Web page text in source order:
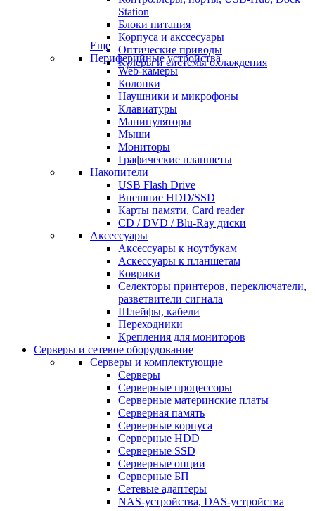
Station
Блоки питания
Корпуса и акссесуары
Оптические приводы
Кулеры и системы охлаждения
Еще
Периферийные устройства
Web-камеры
Колонки
Наушники и микрофоны
Клавиатуры
Манипуляторы
Мыши
Мониторы
Графические планшеты
Накопители
USB Flash Drive
Внешние HDD/SSD
Карты памяти, Card reader
CD / DVD / Blu-Ray диски
Аксессуары
Аксессуары к ноутбукам
Аскессуары к планшетам
Коврики
Селекторы принтеров, переключатели,
разветвители сигнала
Шлейфы, кабели
Переходники
Крепления для мониторов
Серверы и сетевое оборудование
Серверы и комплектующие
Серверы
Серверные процессоры
Серверные материнские платы
Серверная память
Серверные корпуса
Серверные HDD
Серверные SSD
Серверные опции
Серверные БП
Сетевые адаптеры
NAS-устройства, DAS-устройства